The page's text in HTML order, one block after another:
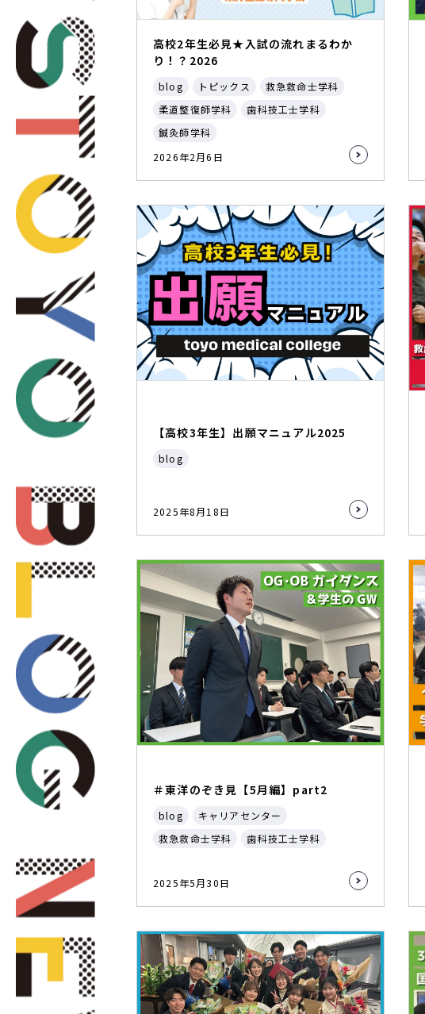
高校2年生必見★入試の流れまるわか
り！？2026
blog トピックス
救急救命士学科
柔道整復師学科
歯科技工士学科
鍼灸師学科
2026年2月6日
【高校3年生】出願マニュアル2025
blog
2025年8月18日
＃東洋のぞき見【5月編】part2
blog
キャリアセンター
救急救命士学科
歯科技工士学科
2025年5月30日